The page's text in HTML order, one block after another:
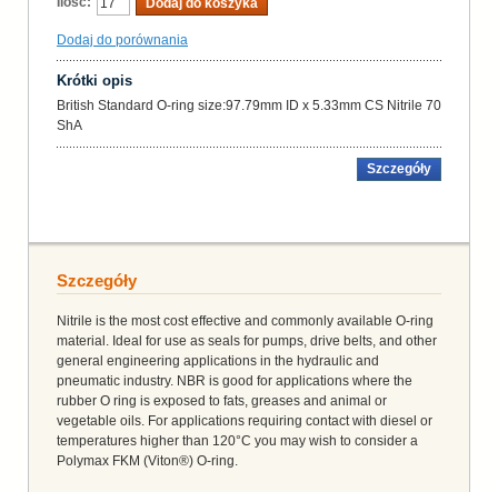
Dodaj do koszyka
Dodaj do porównania
Krótki opis
British Standard O-ring size:97.79mm ID x 5.33mm CS Nitrile 70
ShA
Szczegóły
Szczegóły
Nitrile is the most cost effective and commonly available O-ring
material. Ideal for use as seals for pumps, drive belts, and other
general engineering applications in the hydraulic and
pneumatic industry. NBR is good for applications where the
rubber O ring is exposed to fats, greases and animal or
vegetable oils. For applications requiring contact with diesel or
temperatures higher than 120°C you may wish to consider a
Polymax FKM (Viton®) O-ring.